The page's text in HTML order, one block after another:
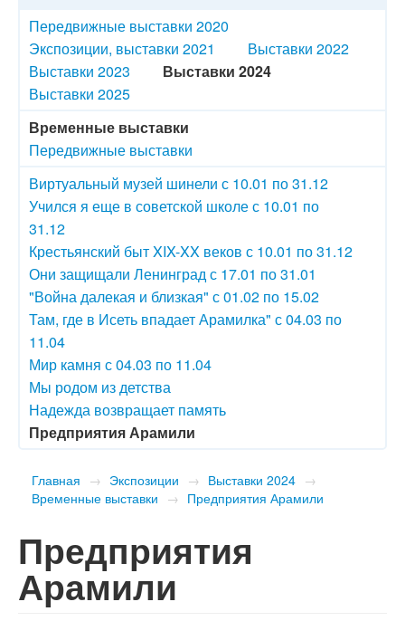
Передвижные выставки 2020
Экспозиции, выставки 2021
Выставки 2022
Выставки 2023
Выставки 2024
Выставки 2025
Временные выставки
Передвижные выставки
Виртуальный музей шинели с 10.01 по 31.12
Учился я еще в советской школе с 10.01 по
31.12
Крестьянский быт XIX-XX веков с 10.01 по 31.12
Они защищали Ленинград с 17.01 по 31.01
"Война далекая и близкая" с 01.02 по 15.02
Там, где в Исеть впадает Арамилка" с 04.03 по
11.04
Мир камня с 04.03 по 11.04
Мы родом из детства
Надежда возвращает память
Предприятия Арамили
Главная → Экспозиции → Выставки 2024 →
Временные выставки → Предприятия Арамили
Предприятия
Арамили